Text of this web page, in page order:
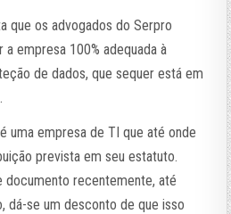
que os advogados do Serpro
empresa 100% adequada à
de dados, que sequer está em
uma empresa de TI que até onde
prevista em seu estatuto.
documento recentemente, até
dá-se um desconto de que isso